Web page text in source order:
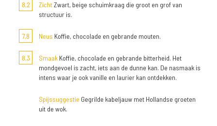
8,2
ZichtZwart, beige schuimkraag die groot en grof van
structuur is.
7,8 Neus Koffie, chocolade en gebrande mouten.
8,3 Smaak Koffie, chocolade en gebrande bitterheid. Het
mondgevoel is zacht, iets aan de dunne kan. De nasmaak is
intens waar je ook vanille en laurier kan ontdekken.
Spijssuggestie Gegrilde kabeljauw met Hollandse groeten
uit de wok.